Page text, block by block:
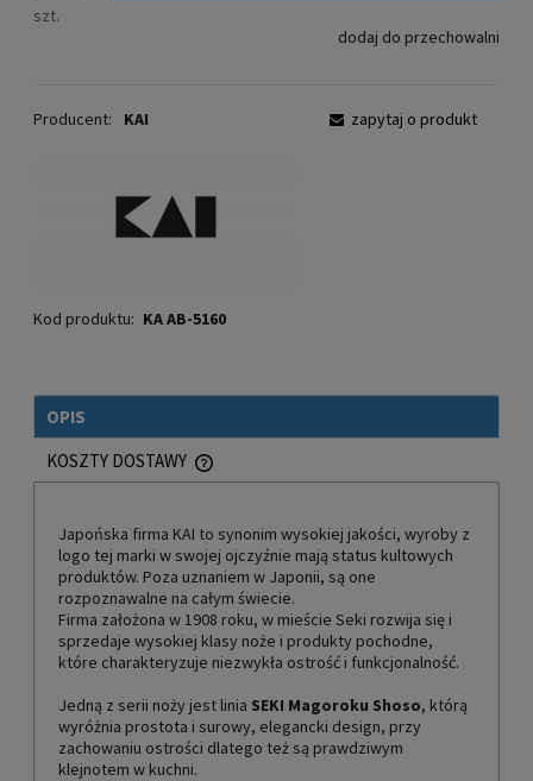
szt.
dodaj do przechowalni
Producent: KAI
Kod produktu: KA AB-5160
zapytaj o produkt
OPIS
KOSZTY DOSTAWY
CENA NIE ZAWIERA EWENTUALNYCH KOSZTÓW PŁATNOŚCI
Japońska firma KAI to synonim wysokiej jakości, wyroby z
logo tej marki w swojej ojczyźnie mają status kultowych
produktów. Poza uznaniem w Japonii, są one
rozpoznawalne na całym świecie.
Firma założona w 1908 roku, w mieście Seki rozwija się i
sprzedaje wysokiej klasy noże i produkty pochodne,
które charakteryzuje niezwykła ostrość i funkcjonalność.
Jedną z serii noży jest linia SEKI Magoroku Shoso, którą
wyróżnia prostota i surowy, elegancki design, przy
zachowaniu ostrości dlatego też są prawdziwym
klejnotem w kuchni.